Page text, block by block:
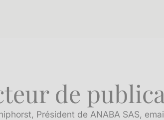
de
Président de ANABA SAS,